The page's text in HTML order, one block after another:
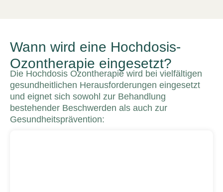
Wann wird eine Hochdosis-
Ozontherapie eingesetzt?
Die Hochdosis Ozontherapie wird bei vielfältigen
gesundheitlichen Herausforderungen eingesetzt
und eignet sich sowohl zur Behandlung
bestehender Beschwerden als auch zur
Gesundheitsprävention: